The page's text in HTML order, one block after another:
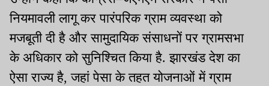
नियमावली लागू कर पारंपरिक ग्राम व्यवस्था को
मजबूती दी है और सामुदायिक संसाधनों पर ग्रामसभा
के अधिकार को सुनिश्चित किया है. झारखंड देश का
ऐसा राज्य है, जहां पेसा के तहत योजनाओं में ग्राम